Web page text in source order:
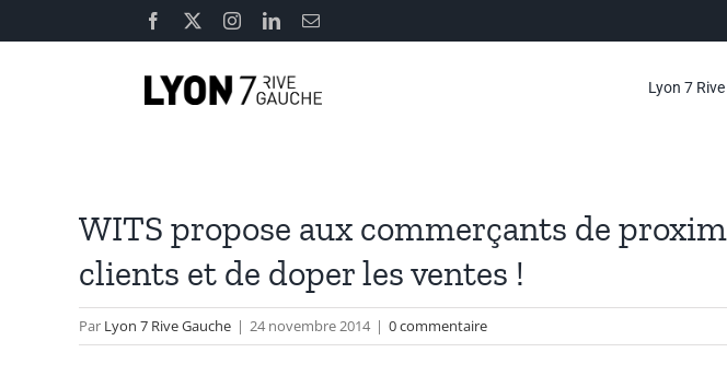
au
Facebook InstagramLinkedInEmail
Lyon 7
WITS propose aux commerçants de
clients et de doper les ventes !
Par Lyon 7 Rive Gauche | 24 novembre 2014 | 0 commentaire